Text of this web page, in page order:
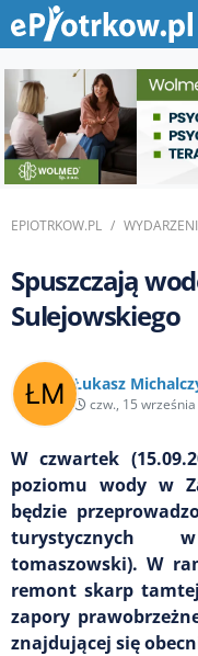
EPIOTRKOW.PL
Spuszczają
Sulejowskiego
Łukasz
czw., 15
W czwartek
poziomu wody w
będzie
turystycznych
tomaszowski). W
remont skarp
zapory
znajdującej się